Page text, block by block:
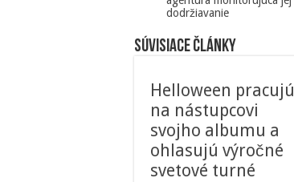
dodržiavanie
Súvisiace články
Helloween pracujú
na nástupcovi
svojho albumu a
ohlasujú výročné
svetové turné